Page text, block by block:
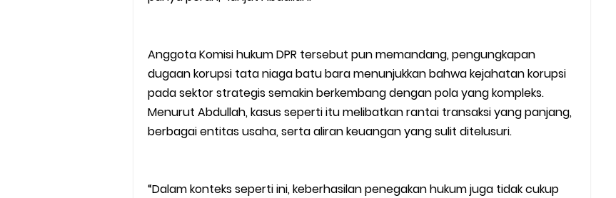
Anggota Komisi hukum DPR tersebut pun memandang, pengungkapan
dugaan korupsi tata niaga batu bara menunjukkan bahwa kejahatan korupsi
pada sektor strategis semakin berkembang dengan pola yang kompleks.
Menurut Abdullah, kasus seperti itu melibatkan rantai transaksi yang panjang,
berbagai entitas usaha, serta aliran keuangan yang sulit ditelusuri.
“Dalam konteks seperti ini, keberhasilan penegakan hukum juga tidak cukup